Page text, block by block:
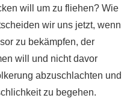
will um zu fliehen? Wie
wir uns jetzt, wenn
zu bekämpfen, der
will und nicht davor
abzuschlachten und
zu begehen.